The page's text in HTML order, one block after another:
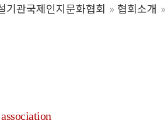
기관국제인지문화협회 협회소개